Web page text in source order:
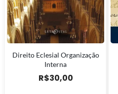
Direito Eclesial Organização
Interna
R$30,00